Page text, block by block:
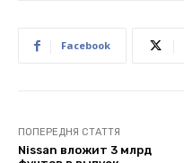
Facebook
ПОПЕРЕДНЯ СТАТТЯ
Nissan вложит 3 млрд